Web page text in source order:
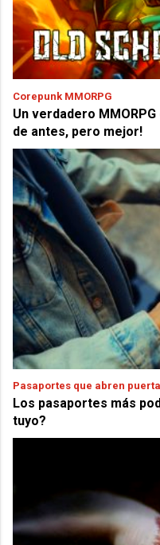
Corepunk MMORPG
Un verdadero
de antes, pero mejor!
Pasaportes que abren
Los pasaportes más
tuyo?